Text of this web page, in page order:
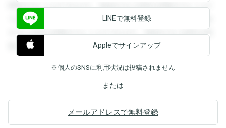
閲覧することができます。登録すると回答を閲覧することが
できます。登録すると回答を閲覧することができます。登録
すると回答を閲覧することができます。登録すると回答を閲
覧することができます。
LINEで無料登録
Appleでサインアップ
※個人のSNSに利用状況は投稿されません
または
メールアドレスで無料登録